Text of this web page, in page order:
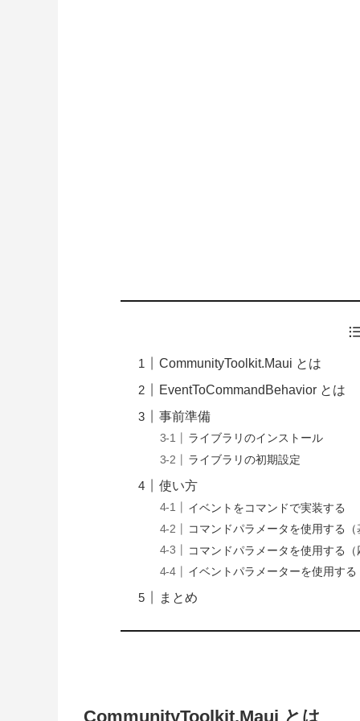
CommunityToolkit.Maui とは
EventToCommandBehavior とは
事前準備
ライブラリのインストール
ライブラリの初期設定
使い方
イベントをコマンドで実装する
コマンドパラメータを使用する（
コマンドパラメータを使用する（
イベントパラメーターを使用する
まとめ
CommunityToolkit.Maui とは